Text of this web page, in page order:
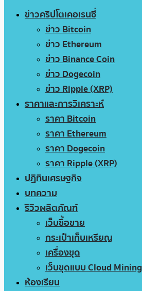
ข่าวคริปโตเคอเรนซี่
ข่าว Bitcoin
ข่าว Ethereum
ข่าว Binance Coin
ข่าว Dogecoin
ข่าว Ripple (XRP)
ราคาและการวิเคราะห์
ราคา Bitcoin
ราคา Ethereum
ราคา Dogecoin
ราคา Ripple (XRP)
ปฏิทินเศรษฐกิจ
บทความ
รีวิวผลิตภัณฑ์
เว็บซื้อขาย
กระเป๋าเก็บเหรียญ
เครื่องขุด
เว็บขุดแบบ Cloud Mining
ห้องเรียน